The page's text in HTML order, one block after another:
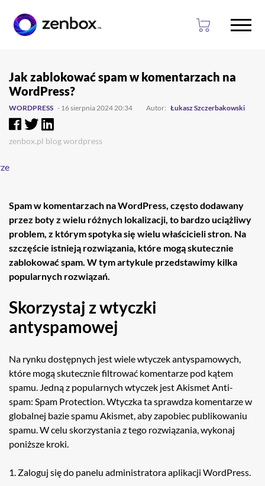
głownej
treści
stopki
WORDPRESS - 16 sierpnia 2024 20:34 Autor: Łukasz Szczerbakowski
Jak zablokować spam w komentarzach na
WordPress?
zenbox.pl blogwordpress
Spam w komentarzach na WordPress, często dodawany
przez boty z wielu różnych lokalizacji, to bardzo uciążliwy
problem, z którym spotyka się wielu właścicieli stron. Na
szczęście istnieją rozwiązania, które mogą skutecznie
zablokować spam. W tym artykule przedstawimy kilka
popularnych rozwiązań.
Skorzystaj z wtyczki
antyspamowej
Na rynku dostępnych jest wiele wtyczek antyspamowych,
które mogą skutecznie filtrować komentarze pod kątem
spamu. Jedną z popularnych wtyczek jest Akismet Anti-
spam: Spam Protection. Wtyczka ta sprawdza komentarze w
globalnej bazie spamu Akismet, aby zapobiec publikowaniu
spamu. W celu skorzystania z tego rozwiązania, wykonaj
poniższe kroki.
1. Zaloguj się do panelu administratora aplikacji WordPress.